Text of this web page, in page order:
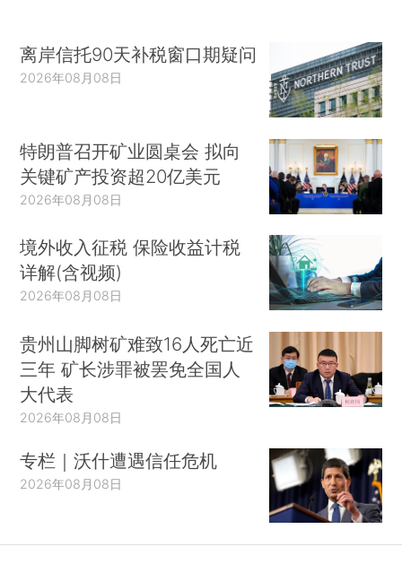
离岸信托90天补税窗口期疑问
2026年08月08日
特朗普召开矿业圆桌会 拟向
关键矿产投资超20亿美元
2026年08月08日
境外收入征税 保险收益计税
详解(含视频)
2026年08月08日
贵州山脚树矿难致16人死亡近
三年 矿长涉罪被罢免全国人
大代表
2026年08月08日
专栏｜沃什遭遇信任危机
2026年08月08日